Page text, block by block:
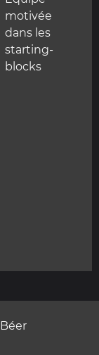
motivée
dans les
starting-
blocks
Béer